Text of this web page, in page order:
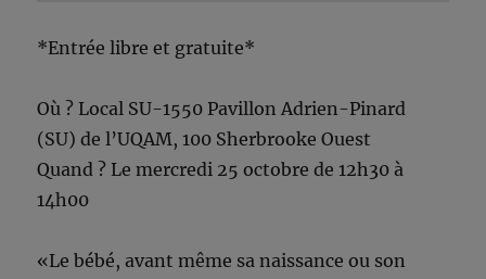
*Entrée libre et gratuite*
Où ? Local SU-1550 Pavillon Adrien-Pinard
(SU) de l’UQAM, 100 Sherbrooke Ouest
Quand ? Le mercredi 25 octobre de 12h30 à
14h00
«Le bébé, avant même sa naissance ou son